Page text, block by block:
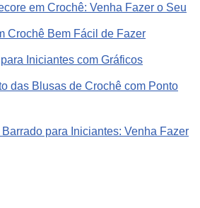
em Crochê: Venha Fazer o Seu
Crochê Bem Fácil de Fazer
Iniciantes com Gráficos
das Blusas de Crochê com Ponto
para Iniciantes: Venha Fazer